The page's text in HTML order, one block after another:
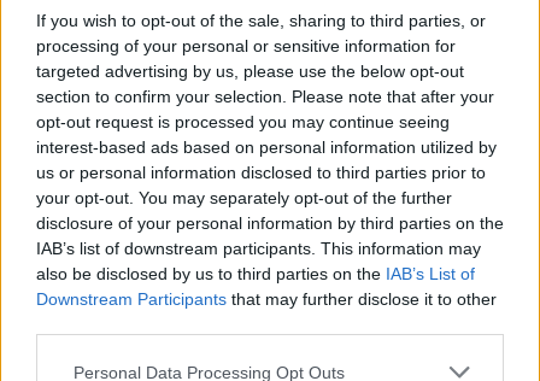
If you wish to opt-out of the sale, sharing to third parties, or
processing of your personal or sensitive information for
targeted advertising by us, please use the below opt-out
section to confirm your selection. Please note that after your
opt-out request is processed you may continue seeing
interest-based ads based on personal information utilized by
us or personal information disclosed to third parties prior to
your opt-out. You may separately opt-out of the further
disclosure of your personal information by third parties on the
IAB’s list of downstream participants. This information may
also be disclosed by us to third parties on the IAB’s List of
Downstream Participants that may further disclose it to other
Personal Data Processing Opt Outs
Νέα Αγχίαλος: Ηλικιωμένος
αυνανιζόταν κοιτάζοντας
13χρονη από το παράθυρό του
ΠΡΙΝ 9 ΏΡΕΣ
Μάθετε για τη σύλληψη 66χρονου που
αυνανιζόταν στη Νέα Αγχίαλο. Δείτε τις
λεπτομέρειες και την απόφαση του
δικαστηρίου. Διαβάστε τώρα!
Συνελήφθη για φόνο στο
Λονδίνο, αφέθηκε ελεύθερος
και σκότωσε ξανά – Η
αστυνομία ζητά συγγνώμη